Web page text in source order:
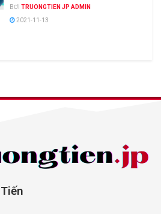
BƠI TRUONGTIEN JP ADMIN
2021-11-13